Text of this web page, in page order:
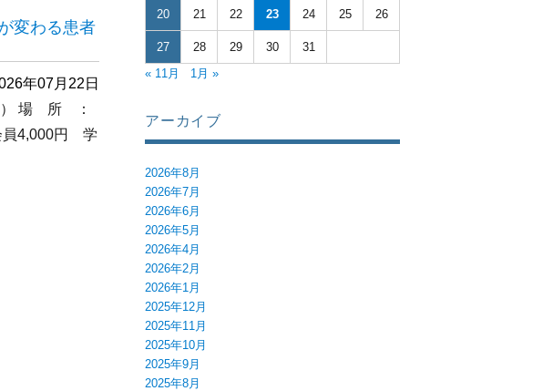
変わる患者
年07月22日
） 場 所 ：
員4,000円 学
変わる患者管理 ～目の前の患者を救う「体外循環」の核心～』” の
20 21 22 23 24 25 26
27 28 29 30
31
« 11月
1月 »
アーカイブ
2026年8月
2026年7月
2026年6月
2026年5月
2026年4月
2026年2月
2026年1月
2025年12月
2025年11月
2025年10月
2025年9月
2025年8月